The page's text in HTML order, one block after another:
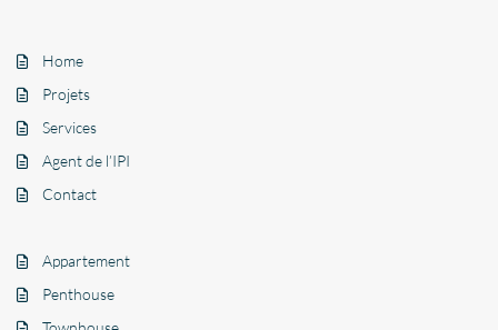
Home
Projets
Services
Agent de l’IPI
Contact
Appartement
Penthouse